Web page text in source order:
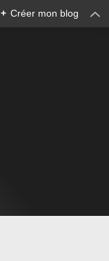
+ Créer mon blog